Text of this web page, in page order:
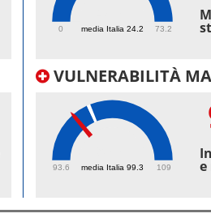
media Italia 24.2
0 73.2
VULNERABILITÀ
media Italia 99.3
93.6 109